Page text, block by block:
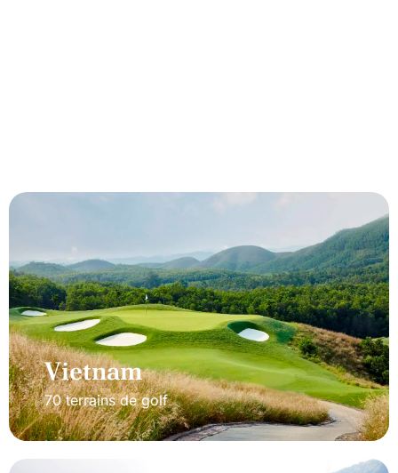
Vietnam
70 terrains de golf